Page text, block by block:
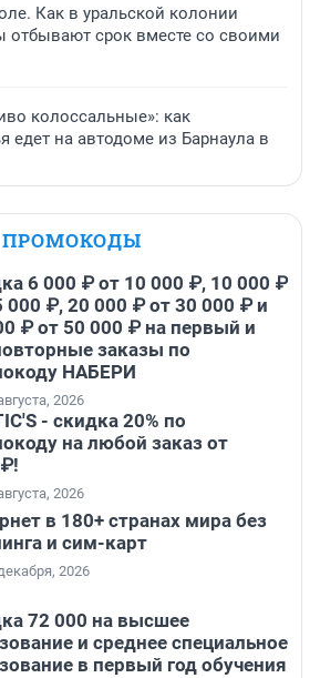
Как в уральской колонии
срок вместе со своими
колоссальные»: как
едет на автодоме из Барнаула в
ПРОМОКОДЫ
6 000 ₽ от 10 000 ₽, 10 000 ₽
000 ₽, 20 000 ₽ от 30 000 ₽ и
₽ от 50 000 ₽ на первый и
заказы по
НАБЕРИ
2026
- скидка 20% по
на любой заказ от
2026
в 180+ странах мира без
и сим-карт
2026
72 000 на высшее
и среднее специальное
в первый год обучения